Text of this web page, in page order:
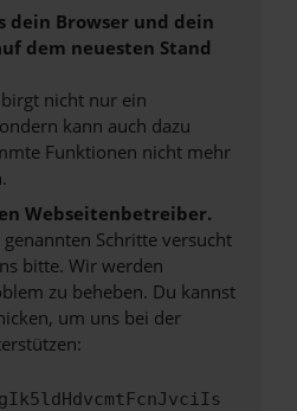
dein Browser und dein
dem neuesten Stand
nicht nur ein
kann auch dazu
Funktionen nicht mehr
Webseitenbetreiber.
Schritte versucht
bitte. Wir werden
zu beheben. Du kannst
um uns bei der